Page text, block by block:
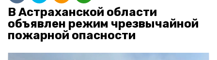
В Астраханской области
объявлен режим чрезвычайной
пожарной опасности